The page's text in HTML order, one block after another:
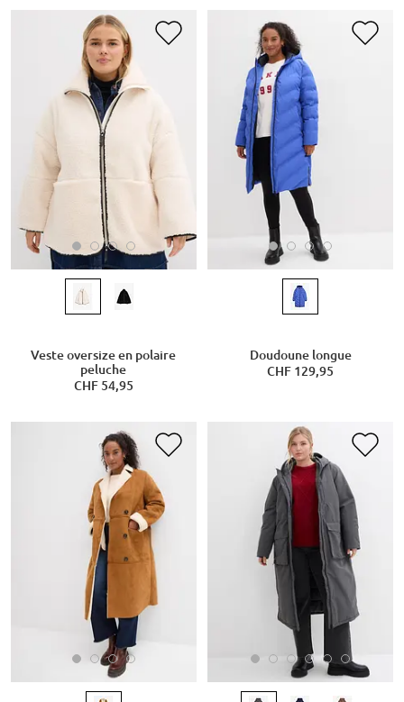
Veste oversize en polaire
peluche
CHF 54,95
Doudoune longue
CHF 129,95